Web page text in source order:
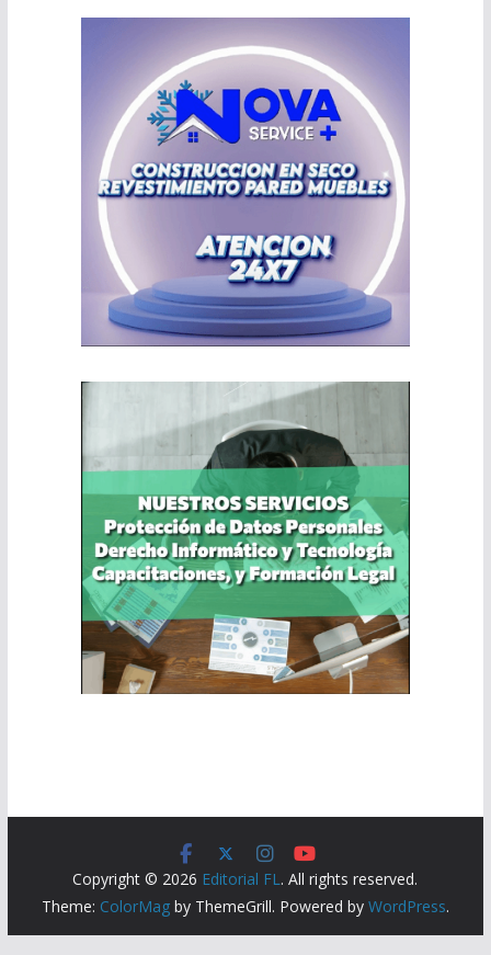
Copyright © 2026 Editorial FL. All rights reserved.
Theme: ColorMagby ThemeGrill. Powered by WordPress.